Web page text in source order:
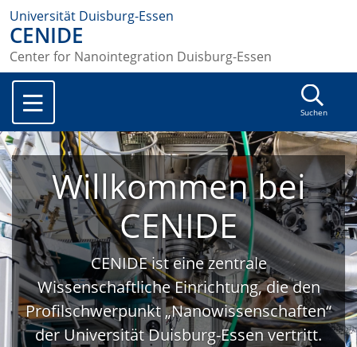
Universität Duisburg-Essen
CENIDE
Center for Nanointegration Duisburg-Essen
Suchen
Willkommen bei
CENIDE
CENIDE ist eine zentrale
Wissenschaftliche Einrichtung, die den
Profilschwerpunkt „Nanowissenschaften“
der Universität Duisburg-Essen vertritt.